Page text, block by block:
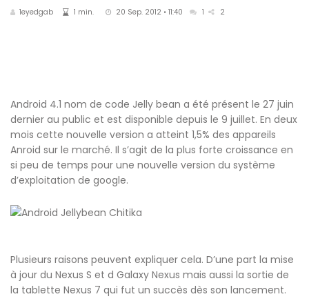
1eyedgab 1 min. 20 Sep. 2012 • 11:40 1 2
Android 4.1 nom de code Jelly bean a été présent le 27 juin
dernier au public et est disponible depuis le 9 juillet. En deux
mois cette nouvelle version a atteint 1,5% des appareils
Anroid sur le marché. Il s’agit de la plus forte croissance en
si peu de temps pour une nouvelle version du système
d’exploitation de google.
Plusieurs raisons peuvent expliquer cela. D’une part la mise
à jour du Nexus S et d Galaxy Nexus mais aussi la sortie de
la tablette Nexus 7 qui fut un succès dès son lancement.